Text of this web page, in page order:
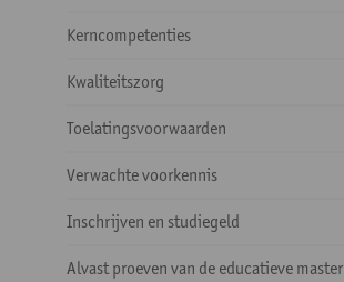
Kerncompetenties
Kwaliteitszorg
Toelatingsvoorwaarden
Verwachte voorkennis
Inschrijven en studiegeld
Alvast proeven van de educatieve master